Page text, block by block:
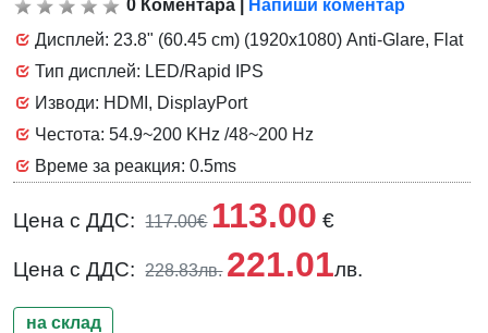
0 Коментара
Напиши коментар
Дисплей: 23.8" (60.45 cm) (1920x1080) Anti-Glare, Flat
Тип дисплей: LED/Rapid IPS
Изводи: HDMI, DisplayPort
Честота: 54.9~200 KHz /48~200 Hz
Време за реакция: 0.5ms
Цена с ДДС: 117.00€ 113.00 €
Цена с ДДС: 228.83лв. 221.01лв.
на склад